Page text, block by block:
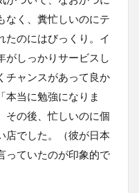
なく、糞忙しいのにテ
たのにはびっくり。イ
しっかりサービスし
チャンスがあって良か
本当に勉強になりま
その後、忙しいのに個
店でした。（彼が日本
っていたのが印象的で